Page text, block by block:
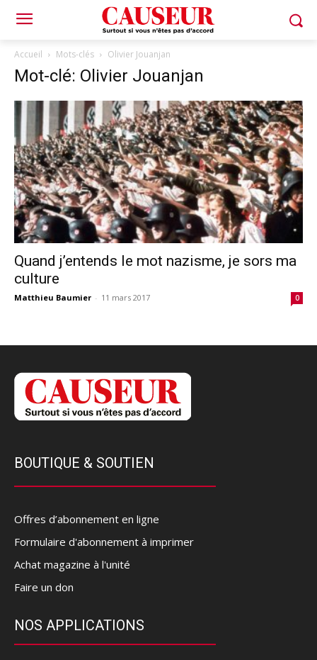
Accueil Mots-clés Olivier Jouanjan
Mot-clé: Olivier Jouanjan
Quand j’entends le mot nazisme, je sors ma
culture
Matthieu Baumier - 11 mars 2017 0
BOUTIQUE & SOUTIEN
Offres d’abonnement en ligne
Formulaire d'abonnement à imprimer
Achat magazine à l'unité
Faire un don
NOS APPLICATIONS